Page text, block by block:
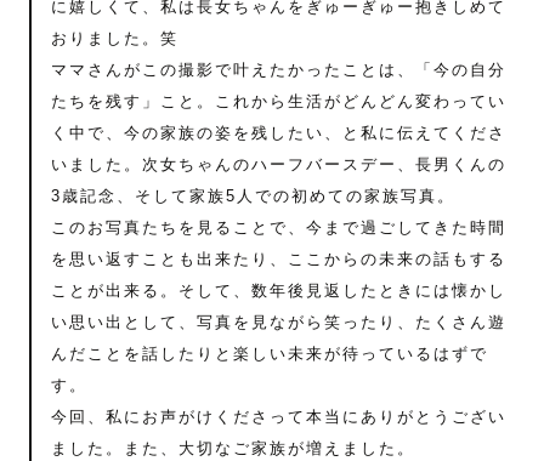
に嬉しくて、私は長女ちゃんをぎゅーぎゅー抱きしめて
おりました。笑
ママさんがこの撮影で叶えたかったことは、「今の自分
たちを残す」こと。これから生活がどんどん変わってい
く中で、今の家族の姿を残したい、と私に伝えてくださ
いました。次女ちゃんのハーフバースデー、長男くんの
3歳記念、そして家族5人での初めての家族写真。
このお写真たちを見ることで、今まで過ごしてきた時間
を思い返すことも出来たり、ここからの未来の話もする
ことが出来る。そして、数年後見返したときには懐かし
い思い出として、写真を見ながら笑ったり、たくさん遊
んだことを話したりと楽しい未来が待っているはずで
す。
今回、私にお声がけくださって本当にありがとうござい
ました。また、大切なご家族が増えました。